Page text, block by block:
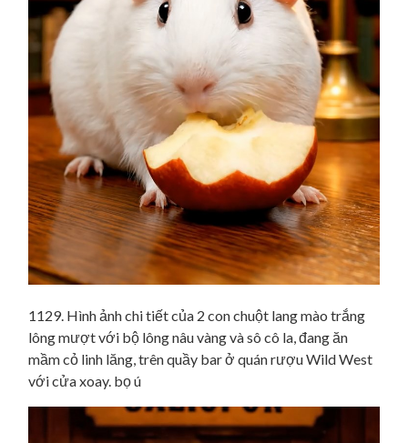
1129. Hình ảnh chi tiết của 2 con chuột lang mào trắng
lông mượt với bộ lông nâu vàng và sô cô la, đang ăn
mầm cỏ linh lăng, trên quầy bar ở quán rượu Wild West
với cửa xoay. bọ ú